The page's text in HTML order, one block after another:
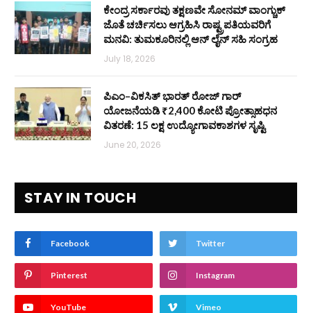
ಕೇಂದ್ರ ಸರ್ಕಾರವು ತಕ್ಷಣವೇ ಸೋನಮ್ ವಾಂಗ್ಚುಕ್
ಜೊತೆ ಚರ್ಚಿಸಲು ಆಗ್ರಹಿಸಿ ರಾಷ್ಟ್ರಪತಿಯವರಿಗೆ
ಮನವಿ: ತುಮಕೂರಿನಲ್ಲಿ ಆನ್‌ ಲೈನ್ ಸಹಿ ಸಂಗ್ರಹ
July 18, 2026
ಪಿಎಂ–ವಿಕಸಿತ್ ಭಾರತ್ ರೋಜ್‌ ಗಾರ್
ಯೋಜನೆಯಡಿ ₹2,400 ಕೋಟಿ ಪ್ರೋತ್ಸಾಹಧನ
ವಿತರಣೆ: 15 ಲಕ್ಷ ಉದ್ಯೋಗಾವಕಾಶಗಳ ಸೃಷ್ಟಿ
June 20, 2026
STAY IN TOUCH
Facebook Twitter
Pinterest Instagram
YouTube Vimeo